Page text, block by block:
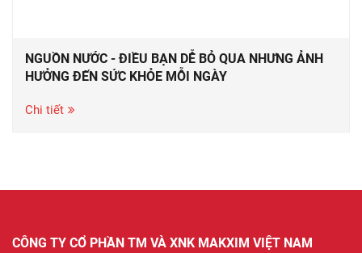
NGUỒN NƯỚC - ĐIỀU BẠN DỄ BỎ QUA NHƯNG ẢNH
HƯỞNG ĐẾN SỨC KHỎE MỖI NGÀY
Chi tiết
CÔNG TY CỔ PHẦN TM VÀ XNK MAKXIM VIỆT NAM